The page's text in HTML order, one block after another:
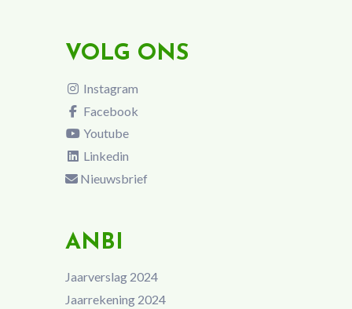
VOLG ONS
Instagram
Facebook
Youtube
Linkedin
Nieuwsbrief
ANBI
Jaarverslag 2024
Jaarrekening 2024